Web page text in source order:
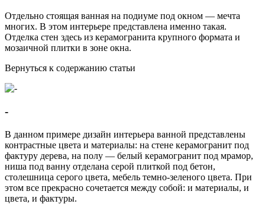
Отдельно стоящая ванная на подиуме под окном — мечта
многих. В этом интерьере представлена именно такая.
Отделка стен здесь из керамогранита крупного формата и
мозаичной плитки в зоне окна.
Вернуться к содержанию статьи
-
В данном примере дизайн интерьера ванной представлены
контрастные цвета и материалы: на стене керамогранит под
фактуру дерева, на полу — белый керамогранит под мрамор,
ниша под ванну отделана серой плиткой под бетон,
столешница серого цвета, мебель темно-зеленого цвета. При
этом все прекрасно сочетается между собой: и материалы, и
цвета, и фактуры.